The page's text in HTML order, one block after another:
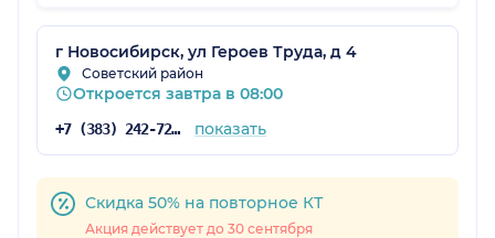
г Новосибирск, ул Героев Труда, д 4
Советский район
Откроется завтра в 08:00
+7 (383) 242-72-58 показать
Скидка 50% на повторное КТ
Акция действует до 30 сентября